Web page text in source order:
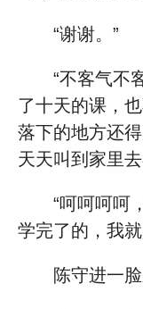
“谢谢。”
“不客气不
了十天的课，
落下的地方还
天天叫到家里去
“呵呵呵呵
学完了的，我
陈守进一